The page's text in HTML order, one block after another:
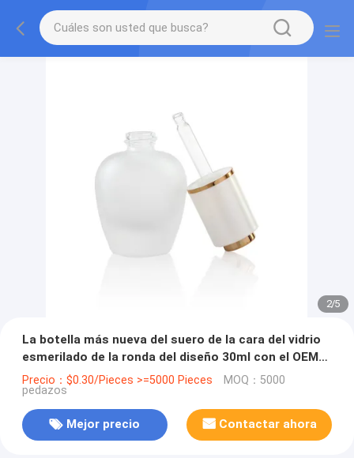
2/5
La botella más nueva del suero de la cara del vidrio
esmerilado de la ronda del diseño 30ml con el OEM
de aluminio de lujo de Cherry Shape Skincare Serum
Bottle de la tapa
Precio：$0.30/Pieces >=5000 Pieces MOQ：5000
pedazos
Mejor precio Contactar ahora